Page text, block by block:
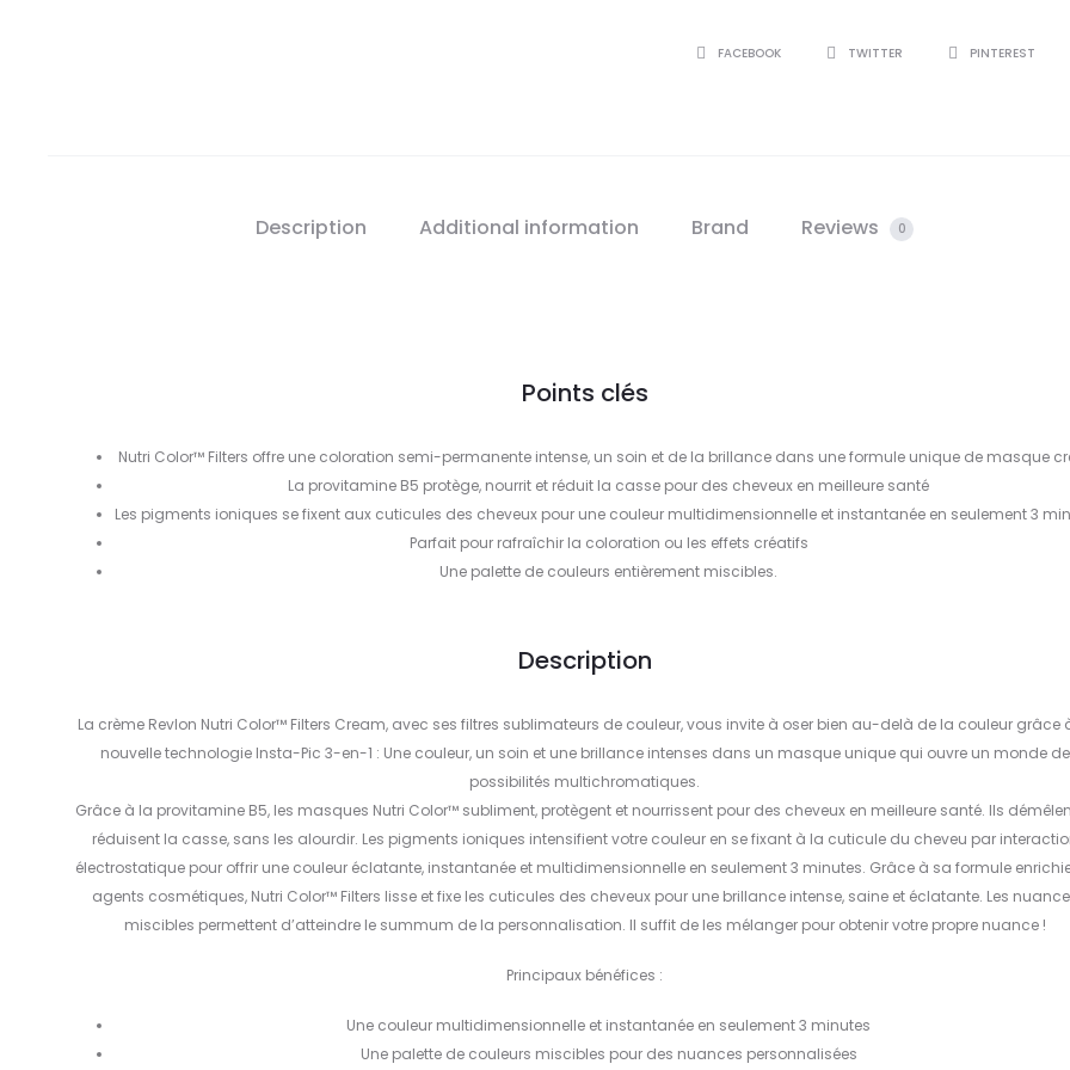
SHAREFACEBOOK TWITTER PINTEREST
Description Additional information Brand Reviews 0
Points clés
Nutri Color™ Filters offre une coloration semi-permanente intense, un soin et de la brillance dans une formule unique de masque
La provitamine B5 protège, nourrit et réduit la casse pour des cheveux en meilleure santé
Les pigments ioniques se fixent aux cuticules des cheveux pour une couleur multidimensionnelle et instantanée en seulement 3
Parfait pour rafraîchir la coloration ou les effets créatifs
Une palette de couleurs entièrement miscibles.
Description
La crème Revlon Nutri Color™ Filters Cream, avec ses filtres sublimateurs de couleur, vous invite à oser bien au-delà de la couleur grâce
nouvelle technologie Insta-Pic 3-en-1 : Une couleur, un soin et une brillance intenses dans un masque unique qui ouvre un monde de
possibilités multichromatiques.
Grâce à la provitamine B5, les masques Nutri Color™ subliment, protègent et nourrissent pour des cheveux en meilleure santé. Ils
réduisent la casse, sans les alourdir. Les pigments ioniques intensifient votre couleur en se fixant à la cuticule du cheveu par
électrostatique pour offrir une couleur éclatante, instantanée et multidimensionnelle en seulement 3 minutes. Grâce à sa formule
agents cosmétiques, Nutri Color™ Filters lisse et fixe les cuticules des cheveux pour une brillance intense, saine et éclatante. Les
miscibles permettent d’atteindre le summum de la personnalisation. Il suffit de les mélanger pour obtenir votre propre nuance !
Principaux bénéfices :
Une couleur multidimensionnelle et instantanée en seulement 3 minutes
Une palette de couleurs miscibles pour des nuances personnalisées